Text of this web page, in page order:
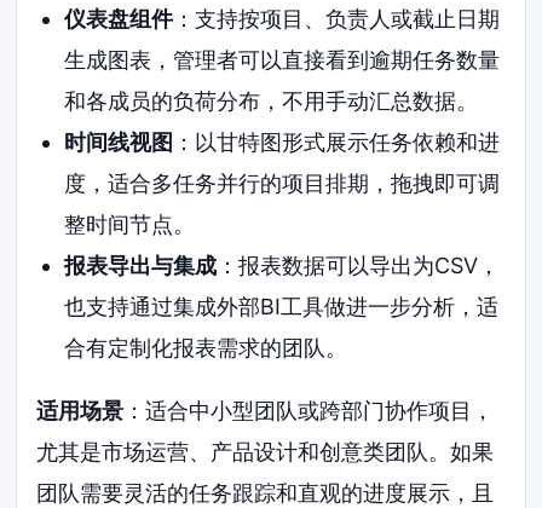
仪表盘组件：支持按项目、负责人或截止日期
生成图表，管理者可以直接看到逾期任务数量
和各成员的负荷分布，不用手动汇总数据。
时间线视图 ：以甘特图形式展示任务依赖和进
度，适合多任务并行的项目排期，拖拽即可调
整时间节点。
报表导出与集成：报表数据可以导出为CSV，
也支持通过集成外部BI工具做进一步分析，适
合有定制化报表需求的团队。
适用场景 ：适合中小型团队或跨部门协作项目，
尤其是市场运营、产品设计和创意类团队。如果
团队需要灵活的任务跟踪和直观的进度展示，且